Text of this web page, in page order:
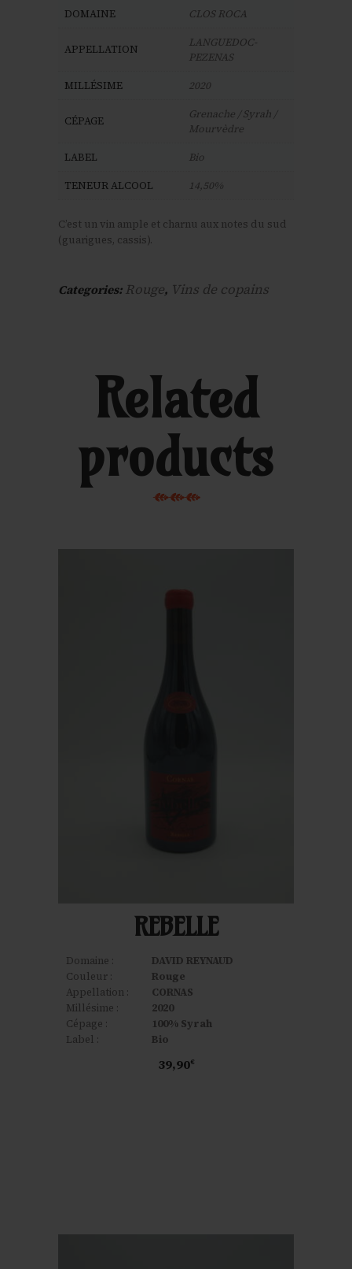
DOMAINE CLOS ROCA
APPELLATION
LANGUEDOC-
PEZENAS
MILLÉSIME 2020
CÉPAGE
Grenache / Syrah /
Mourvèdre
LABEL Bio
TENEUR ALCOOL 14,50%
C’est un vin ample et charnu aux notes du sud
(guarigues, cassis).
Categories: Rouge, Vins de copains
Related
products
REBELLE
Domaine :
DAVID REYNAUD
Couleur :
Rouge
Appellation :
CORNAS
Millésime :
2020
Cépage :
100% Syrah
Label :
Bio
39,90€